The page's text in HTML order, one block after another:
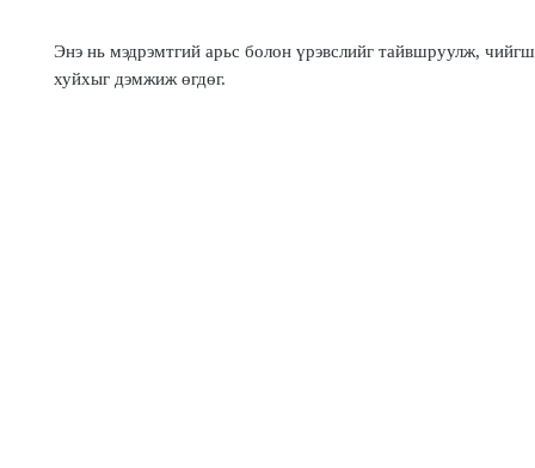
Энэ нь мэдрэмтгий арьс болон үрэвслийг тайвшруулж,
хуйхыг дэмжиж өгдөг.